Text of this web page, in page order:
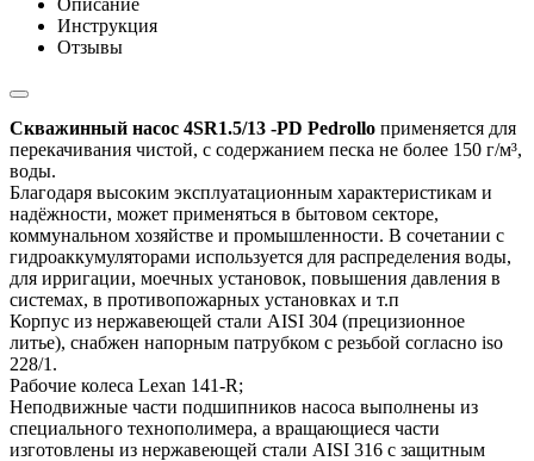
Инструкция
Отзывы
Скважинный насос 4SR1.5/13 -PD Pedrollo применяется для
перекачивания чистой, с содержанием песка не более 150 г/м³,
воды.
Благодаря высоким эксплуатационным характеристикам и
надёжности, может применяться в бытовом секторе,
коммунальном хозяйстве и промышленности. В сочетании с
гидроаккумуляторами используется для распределения воды,
для ирригации, моечных установок, повышения давления в
системах, в противопожарных установках и т.п
Корпус из нержавеющей стали AISI 304 (прецизионное
литье), снабжен напорным патрубком с резьбой согласно iso
228/1.
Рабочие колеса Lexan 141-R;
Неподвижные части подшипников насоса выполнены из
специального технополимера, а вращающиеся части
изготовлены из нержавеющей стали AISI 316 с защитным